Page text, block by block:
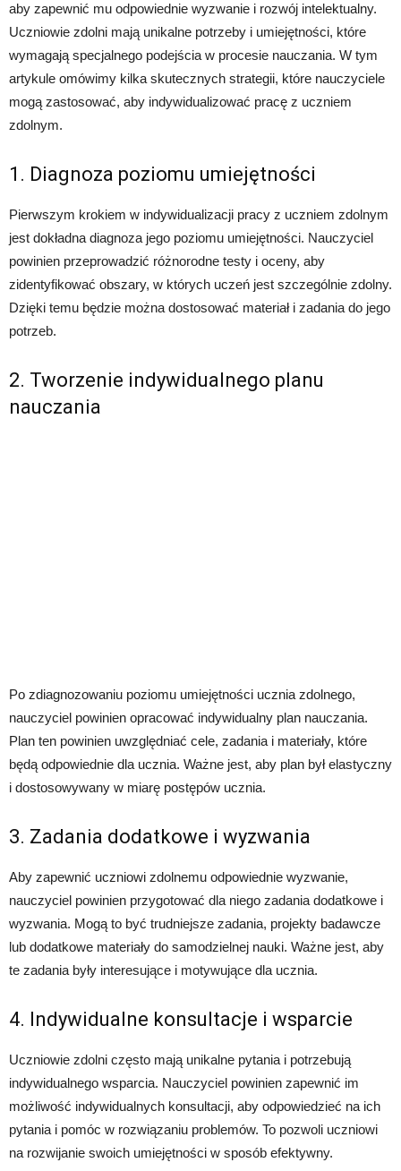
aby zapewnić mu odpowiednie wyzwanie i rozwój intelektualny.
Uczniowie zdolni mają unikalne potrzeby i umiejętności, które
wymagają specjalnego podejścia w procesie nauczania. W tym
artykule omówimy kilka skutecznych strategii, które nauczyciele
mogą zastosować, aby indywidualizować pracę z uczniem
zdolnym.
1. Diagnoza poziomu umiejętności
Pierwszym krokiem w indywidualizacji pracy z uczniem zdolnym
jest dokładna diagnoza jego poziomu umiejętności. Nauczyciel
powinien przeprowadzić różnorodne testy i oceny, aby
zidentyfikować obszary, w których uczeń jest szczególnie zdolny.
Dzięki temu będzie można dostosować materiał i zadania do jego
potrzeb.
2. Tworzenie indywidualnego planu
nauczania
Po zdiagnozowaniu poziomu umiejętności ucznia zdolnego,
nauczyciel powinien opracować indywidualny plan nauczania.
Plan ten powinien uwzględniać cele, zadania i materiały, które
będą odpowiednie dla ucznia. Ważne jest, aby plan był elastyczny
i dostosowywany w miarę postępów ucznia.
3. Zadania dodatkowe i wyzwania
Aby zapewnić uczniowi zdolnemu odpowiednie wyzwanie,
nauczyciel powinien przygotować dla niego zadania dodatkowe i
wyzwania. Mogą to być trudniejsze zadania, projekty badawcze
lub dodatkowe materiały do samodzielnej nauki. Ważne jest, aby
te zadania były interesujące i motywujące dla ucznia.
4. Indywidualne konsultacje i wsparcie
Uczniowie zdolni często mają unikalne pytania i potrzebują
indywidualnego wsparcia. Nauczyciel powinien zapewnić im
możliwość indywidualnych konsultacji, aby odpowiedzieć na ich
pytania i pomóc w rozwiązaniu problemów. To pozwoli uczniowi
na rozwijanie swoich umiejętności w sposób efektywny.